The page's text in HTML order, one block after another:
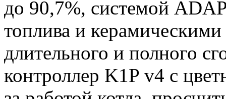
до 90,7%, системой
топлива и керамическими
длительного и полного
контроллер K1P v4 с